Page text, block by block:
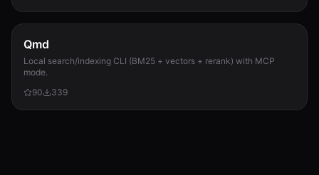
Qmd
Local search/indexing CLI (BM25 + vectors + rerank) with MCP
mode.
90
339